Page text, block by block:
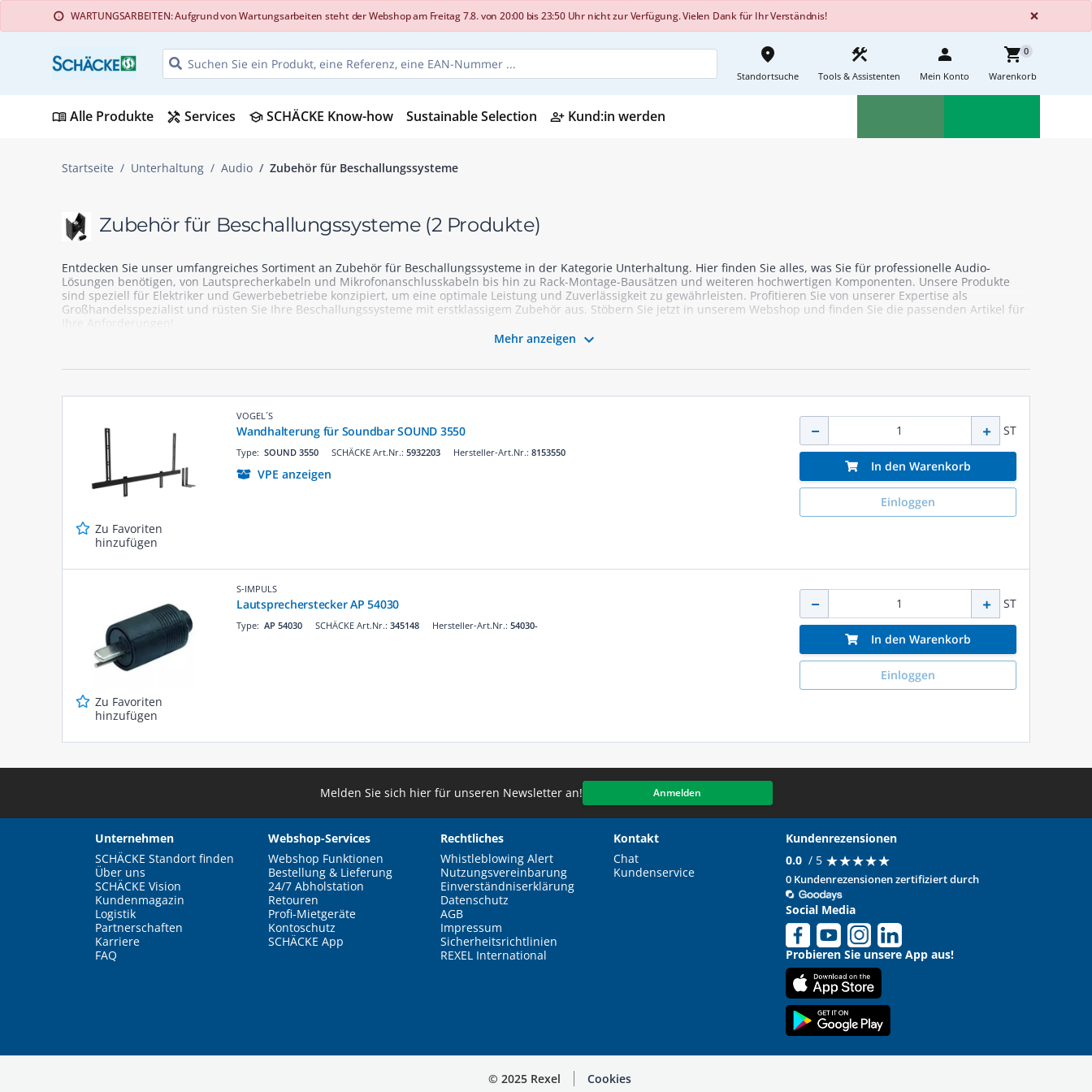
info WARTUNGSARBEITEN: Aufgrund von Wartungsarbeiten steht der Webshop am Freitag 7.8. von 20:00 bis 23:50 Uhr nicht zur Verfügung. Vielen Dank für Ihr Verständnis! ×
place
Standortsuche
construction
Tools & Assistenten
person
Mein Konto
shopping_cart0
Warenkorb
menu_bookAlle Produkte handyman Services schoolSCHÄCKE Know-how Sustainable Selection person_add_alt Kund:in werden
Startseite Unterhaltung Audio Zubehör für Beschallungssysteme
Zubehör für Beschallungssysteme (2 Produkte)
Entdecken Sie unser umfangreiches Sortiment an Zubehör für Beschallungssysteme in der Kategorie Unterhaltung. Hier finden Sie alles, was Sie für professionelle Audio-
Lösungen benötigen, von Lautsprecherkabeln und Mikrofonanschlusskabeln bis hin zu Rack-Montage-Bausätzen und weiteren hochwertigen Komponenten. Unsere Produkte
sind speziell für Elektriker und Gewerbebetriebe konzipiert, um eine optimale Leistung und Zuverlässigkeit zu gewährleisten. Profitieren Sie von unserer Expertise als
Großhandelsspezialist und rüsten Sie Ihre Beschallungssysteme mit erstklassigem Zubehör aus. Stöbern Sie jetzt in unserem Webshop und finden Sie die passenden Artikel für
Ihre Anforderungen!
Mehr anzeigen 
Zu Favoriten
hinzufügen
VOGEL´S
Wandhalterung für Soundbar SOUND 3550
SCHÄCKE Art.Nr.: 5932203
Type: SOUND 3550 Hersteller-Art.Nr.: 8153550
VPE anzeigen
ST
In den Warenkorb
Einloggen
Zu Favoriten
hinzufügen
S-IMPULS
Lautsprecherstecker AP 54030
SCHÄCKE Art.Nr.: 345148
Type: AP 54030 Hersteller-Art.Nr.: 54030-
ST
In den Warenkorb
Einloggen
Melden Sie sich hier für unseren Newsletter an! Anmelden
Unternehmen
SCHÄCKE Standort finden
Über uns
SCHÄCKE Vision
Kundenmagazin
Logistik
Partnerschaften
Karriere
FAQ
Webshop-Services
Webshop Funktionen
Bestellung & Lieferung
24/7 Abholstation
Retouren
Profi-Mietgeräte
Kontoschutz
SCHÄCKE App
Rechtliches
Whistleblowing Alert
Nutzungsvereinbarung
Einverständniserklärung
Datenschutz
AGB
Impressum
Sicherheitsrichtlinien
REXEL International
Kontakt
Chat
Kundenservice
Kundenrezensionen
0.0 / 5 ★★★★★
★★★★★
0 Kundenrezensionen zertifiziert durch
Social Media
Probieren Sie unsere App aus!
© 2025 Rexel Cookies